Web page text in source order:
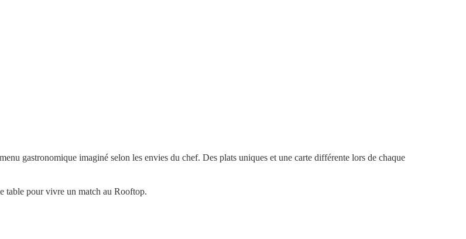
gastronomique imaginé selon les envies du chef. Des plats uniques et une carte différente lors de chaque
table pour vivre un match au Rooftop.